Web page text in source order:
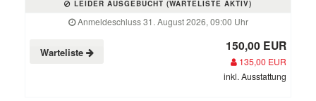
LEIDER AUSGEBUCHT (WARTELISTE AKTIV)
Anmeldeschluss 31. August 2026, 09:00 Uhr
Warteliste 150,00 EUR
135,00 EUR
inkl. Ausstattung